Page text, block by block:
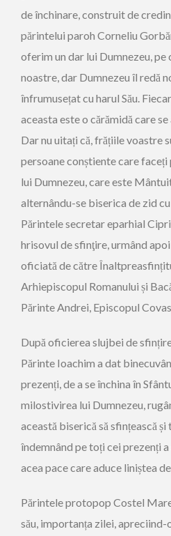
de închinare, construit de
părintelui paroh Corneliu
oferim un dar lui Dumnezeu,
noastre, dar Dumnezeu îl redă
înfrumusețat cu harul Său.
aceasta este o cărămidă care
Dar nu uitați că, frățiile voastre
persoane conștiente care
lui Dumnezeu, care este
alternându-se biserica de zid
Părintele secretar eparhial
hrisovul de sfinţire, urmând
oficiată de către
Arhiepiscopul Romanului și
Părinte Andrei, Episcopul
După oficierea slujbei de
Părinte Ioachim a dat
prezenți, de a se închina în
milostivirea lui Dumnezeu,
această biserică să sfințească
îndemnând pe toți cei prezenți
acea pace care aduce liniștea
Părintele protopop Costel
său, importanța zilei, apreciind-